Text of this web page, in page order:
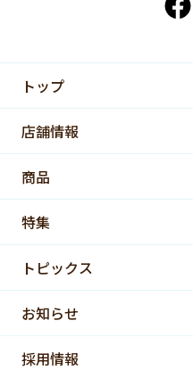
トップ
店舗情報
商品
特集
トピックス
お知らせ
採用情報